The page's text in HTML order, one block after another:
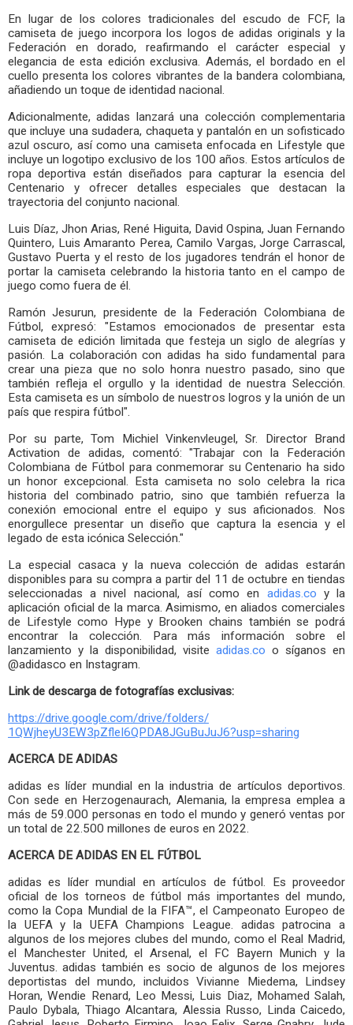
En lugar de los colores tradicionales del escudo de FCF, la
camiseta de juego incorpora los logos de adidas originals y la
Federación en dorado, reafirmando el carácter especial y
elegancia de esta edición exclusiva. Además, el bordado en el
cuello presenta los colores vibrantes de la bandera colombiana,
añadiendo un toque de identidad nacional.
Adicionalmente, adidas lanzará una colección complementaria
que incluye una sudadera, chaqueta y pantalón en un sofisticado
azul oscuro, así como una camiseta enfocada en Lifestyle que
incluye un logotipo exclusivo de los 100 años. Estos artículos de
ropa deportiva están diseñados para capturar la esencia del
Centenario y ofrecer detalles especiales que destacan la
trayectoria del conjunto nacional.
Luis Díaz, Jhon Arias, René Higuita, David Ospina, Juan Fernando
Quintero, Luis Amaranto Perea, Camilo Vargas, Jorge Carrascal,
Gustavo Puerta y el resto de los jugadores tendrán el honor de
portar la camiseta celebrando la historia tanto en el campo de
juego como fuera de él.
Ramón Jesurun, presidente de la Federación Colombiana de
Fútbol, expresó: "Estamos emocionados de presentar esta
camiseta de edición limitada que festeja un siglo de alegrías y
pasión. La colaboración con adidas ha sido fundamental para
crear una pieza que no solo honra nuestro pasado, sino que
también refleja el orgullo y la identidad de nuestra Selección.
Esta camiseta es un símbolo de nuestros logros y la unión de un
país que respira fútbol".
Por su parte, Tom Michiel Vinkenvleugel, Sr. Director Brand
Activation de adidas, comentó: "Trabajar con la Federación
Colombiana de Fútbol para conmemorar su Centenario ha sido
un honor excepcional. Esta camiseta no solo celebra la rica
historia del combinado patrio, sino que también refuerza la
conexión emocional entre el equipo y sus aficionados. Nos
enorgullece presentar un diseño que captura la esencia y el
legado de esta icónica Selección."
La especial casaca y la nueva colección de adidas estarán
disponibles para su compra a partir del 11 de octubre en tiendas
seleccionadas a nivel nacional, así como en adidas.co y la
aplicación oficial de la marca. Asimismo, en aliados comerciales
de Lifestyle como Hype y Brooken chains también se podrá
encontrar la colección. Para más información sobre el
lanzamiento y la disponibilidad, visite adidas.co o síganos en
@adidasco en Instagram.
Link de descarga de fotografías exclusivas:
https://drive.google.com/drive/folders/
1QWjheyU3EW3pZfleI6QPDA8JGuBuJuJ6?usp=sharing
ACERCA DE ADIDAS
adidas es líder mundial en la industria de artículos deportivos.
Con sede en Herzogenaurach, Alemania, la empresa emplea a
más de 59.000 personas en todo el mundo y generó ventas por
un total de 22.500 millones de euros en 2022.
ACERCA DE ADIDAS EN EL FÚTBOL
adidas es líder mundial en artículos de fútbol. Es proveedor
oficial de los torneos de fútbol más importantes del mundo,
como la Copa Mundial de la FIFA™, el Campeonato Europeo de
la UEFA y la UEFA Champions League. adidas patrocina a
algunos de los mejores clubes del mundo, como el Real Madrid,
el Manchester United, el Arsenal, el FC Bayern Munich y la
Juventus. adidas también es socio de algunos de los mejores
deportistas del mundo, incluidos Vivianne Miedema, Lindsey
Horan, Wendie Renard, Leo Messi, Luis Diaz, Mohamed Salah,
Paulo Dybala, Thiago Alcantara, Alessia Russo, Linda Caicedo,